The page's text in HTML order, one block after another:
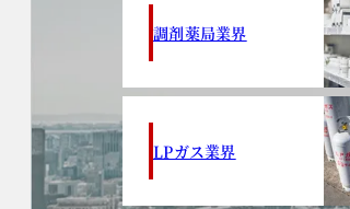
調剤薬局業界
LPガス業界